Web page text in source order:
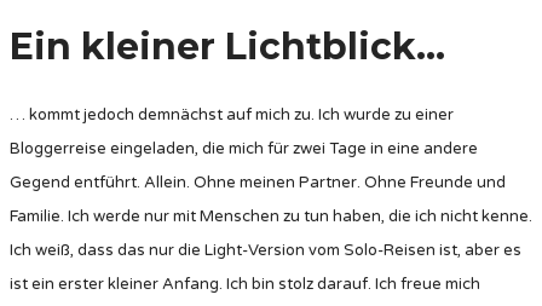
Ein kleiner Lichtblick…
… kommt jedoch demnächst auf mich zu. Ich wurde zu einer
Bloggerreise eingeladen, die mich für zwei Tage in eine andere
Gegend entführt. Allein. Ohne meinen Partner. Ohne Freunde und
Familie. Ich werde nur mit Menschen zu tun haben, die ich nicht kenne.
Ich weiß, dass das nur die Light-Version vom Solo-Reisen ist, aber es
ist ein erster kleiner Anfang. Ich bin stolz darauf. Ich freue mich